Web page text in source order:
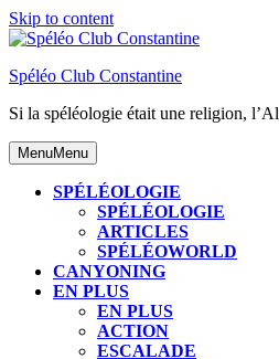
Skip to content
Spéléo Club Constantine
Si la spéléologie était une religion,
MenuMenu
SPÉLÉOLOGIE
SPÉLÉOLOGIE
ARTICLES
SPÉLÉOWORLD
CANYONING
EN PLUS
EN PLUS
ACTION
ESCALADE